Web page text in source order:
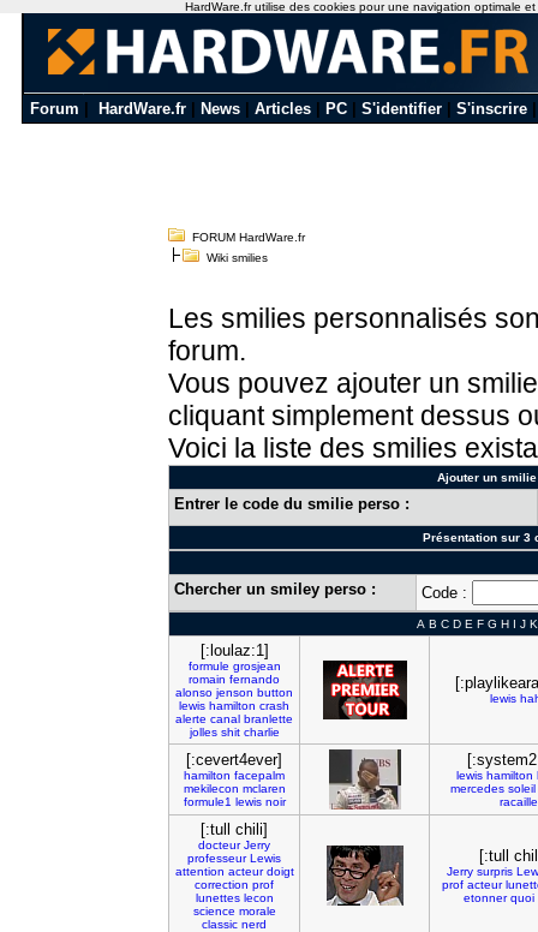
Forum HardWare.fr News Articles PC S'identifier S'inscrire
FORUM HardWare.fr
Wiki smilies
Les smilies personnalisés
forum.
Vous pouvez ajouter un
cliquant simplement dessus
Voici la liste des smilies
Ajouter un
Entrer le code du smilie perso :
Présentation sur 3
Chercher un smiley perso : Code :
A B C D E F G H I J K
[:loulaz:1]
formule grosjean
romain fernando
alonso jenson button
lewis hamilton crash
alerte canal branlette
jolles shit charlie
lewis
[:cevert4ever]
hamilton facepalm
mekilecon mclaren
formule1 lewis noir
lewis hamilton
mercedes soleil
racaille
[:tull chili]
docteur Jerry
professeur Lewis
attention acteur doigt
correction prof
lunettes lecon
science morale
classic nerd
[:tull
Jerry surpris
prof acteur
etonner quoi
HardWare.fr utilise des cookies pour une navigation optimale